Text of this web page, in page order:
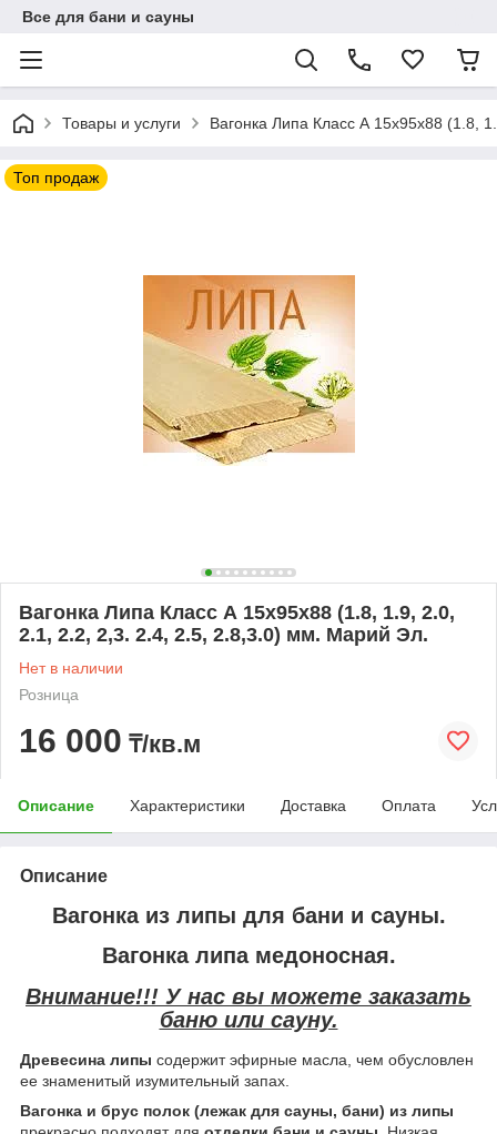
Все для бани и сауны
Товары и услуги Вагонка Липа Класс А 15х95х88
Топ продаж
Вагонка Липа Класс А 15х95х88 (1.8, 1.9, 2.0,
2.1, 2.2, 2,3. 2.4, 2.5, 2.8,3.0) мм. Марий Эл.
Нет в наличии
Розница
16 000 ₸/кв.м
Описание Характеристики Доставка Оплата
Описание
Вагонка из липы для бани и сауны.
Вагонка липа медоносная.
Внимание!!! У нас вы можете заказать
баню или сауну.
Древесина липы содержит эфирные масла, чем обусловлен
ее знаменитый изумительный запах.
Вагонка и брус полок (лежак для сауны, бани) из липы